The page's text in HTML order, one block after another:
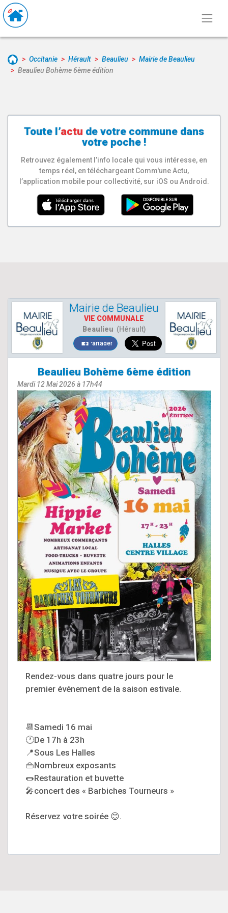
Occitanie Hérault Beaulieu
Mairie de Beaulieu
Beaulieu Bohème 6ème édition
Toute l’actu de votre commune dans
votre poche !
Retrouvez également l’info locale qui vous intéresse, en
temps réel, en téléchargeant Comm'une Actu,
l’application mobile pour collectivité, sur iOS ou Android.
Mairie de Beaulieu
VIE COMMUNALE
Beaulieu (Hérault)
Partager
Beaulieu Bohème 6ème édition
Mardi 12 Mai 2026 à 17h44
Rendez-vous dans quatre jours pour le
premier événement de la saison estivale.
📆Samedi 16 mai
🕐De 17h à 23h
📍Sous Les Halles
👜Nombreux exposants
🌭Restauration et buvette
🎤concert des « Barbiches Tourneurs »
Réservez votre soirée 😊.